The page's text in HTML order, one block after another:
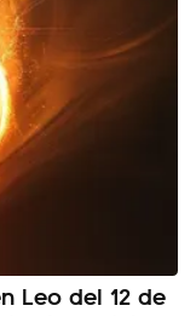
Leo del 12 de